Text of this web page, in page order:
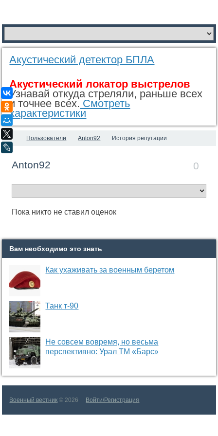
ВКонтакте
Одноклассники
Мой Мир
Акустический детектор БПЛА
Акустический локатор выстрелов
Узнавай откуда стреляли, раньше всех
и точнее всех. Смотреть
характеристики
Пользователи Anton92 История репутации
0
Anton92
Пока никто не ставил оценок
Вам необходимо это знать
Как ухаживать за военным беретом
Танк т-90
Не совсем вовремя, но весьма
перспективно: Урал ТМ «Барс»
Военный вестник © 2026 Войти/Регистрация